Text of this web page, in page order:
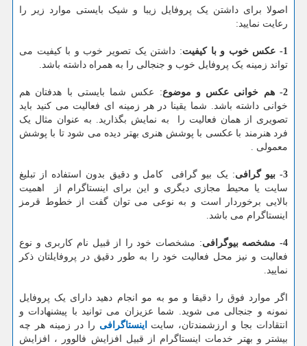
اصولا برای داشتن یک پروفایل زیبا و شیک بایستی موارد زیر را
رعایت نمایید:
1- عکس خوب و با کیفیت
: داشتن یک تصویر خوب و با کیفیت می
تواند زمینه یک پروفایل خوب و جنجالی را به همراه داشته باشد.
2- هم خوانی عکس و موضوع
: عکس شما بایستی با هدفتان هم
خوانی داشته باشد. شما یقینا در هر زمینه ای فعالیت می کنید باید
تصویری از همان فعالیت را به نمایش بگذارید. به عنوان مثال یک
فرد هنرمند با عکسی با پوشش هنری بهتر دیده می شود تا با پوشش
معمولی .
3- بیو گرافی
: یک بیو گرافی کامل و دقیق بدون استفاده از تبلیغ
سایت یا محیط مجازی دیگری و این برای اینستاگرام از اهمیت
بالایی برخوردار است و به نوعی می توان گفت از خطوط قرمز
اینستاگرام می باشد.
4- مشخصه بیوگرافی
: مشخصات خود را از قبیل نام کاربری و نوع
فعالیت و نیز محل فعالیت خود را به طور دقیق در پروفایلتان ذکر
نمایید.
اگر موارد فوق را دقیقا و مو به مو انجام دهید دارای یک پروفایل
نمونه و جنجالی می شوید. شما عزیزان می توانید با پیشنهادات و
انتقادات بجا و ارزشمندتان، سایت
اینستاگرافی را در زمینه هر چه
بیشتر و بهتر خدمات اینستاگرام از قبیل افزایش فالوور ، افزایش